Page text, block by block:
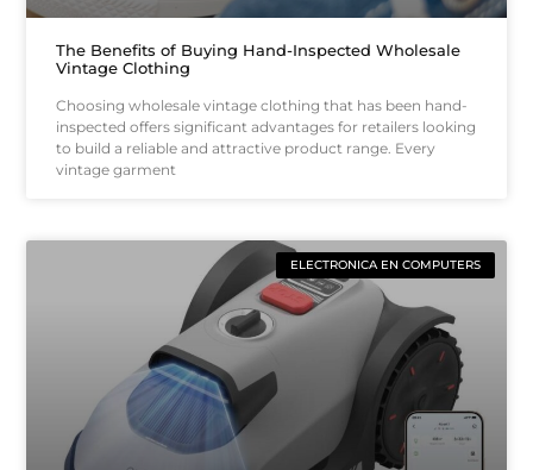
The Benefits of Buying Hand-Inspected Wholesale
Vintage Clothing
Choosing wholesale vintage clothing that has been hand-
inspected offers significant advantages for retailers looking
to build a reliable and attractive product range. Every
vintage garment
ELECTRONICA EN COMPUTERS